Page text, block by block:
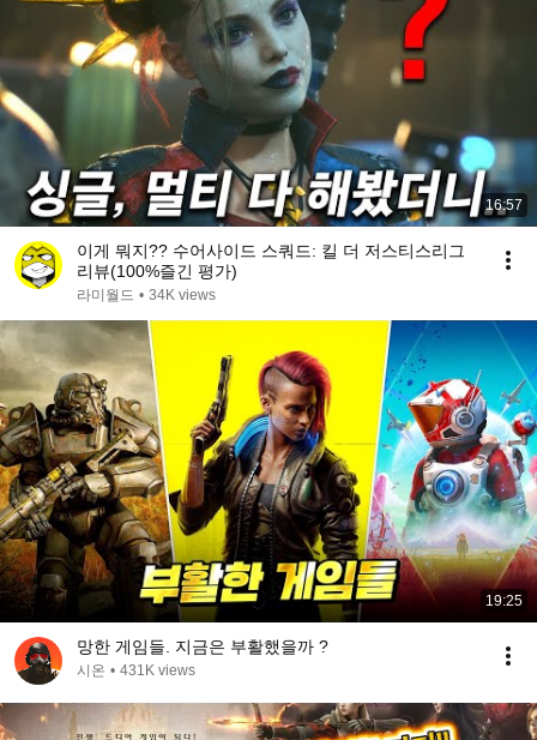
16:57
이게 뭐지?? 수어사이드 스쿼드: 킬 더 저스티스리그
리뷰(100%즐긴 평가)
라미월드 • 34K views
19:25
망한 게임들. 지금은 부활했을까 ?
시온 • 431K views